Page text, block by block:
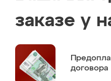
заказе у
договора